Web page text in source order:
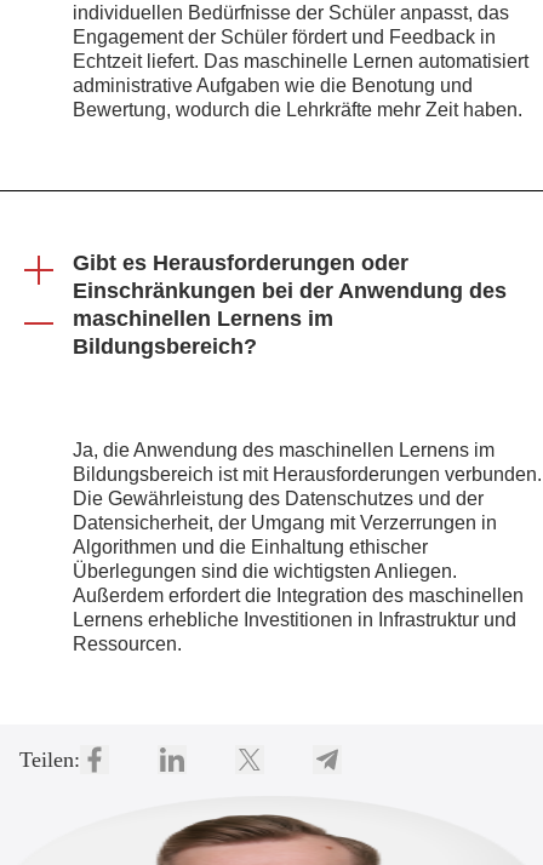
individuellen Bedürfnisse der Schüler anpasst, das
Engagement der Schüler fördert und Feedback in
Echtzeit liefert. Das maschinelle Lernen automatisiert
administrative Aufgaben wie die Benotung und
Bewertung, wodurch die Lehrkräfte mehr Zeit haben.
Gibt es Herausforderungen oder
Einschränkungen bei der Anwendung des
maschinellen Lernens im
Bildungsbereich?
Ja, die Anwendung des maschinellen Lernens im
Bildungsbereich ist mit Herausforderungen verbunden.
Die Gewährleistung des Datenschutzes und der
Datensicherheit, der Umgang mit Verzerrungen in
Algorithmen und die Einhaltung ethischer
Überlegungen sind die wichtigsten Anliegen.
Außerdem erfordert die Integration des maschinellen
Lernens erhebliche Investitionen in Infrastruktur und
Ressourcen.
Teilen: